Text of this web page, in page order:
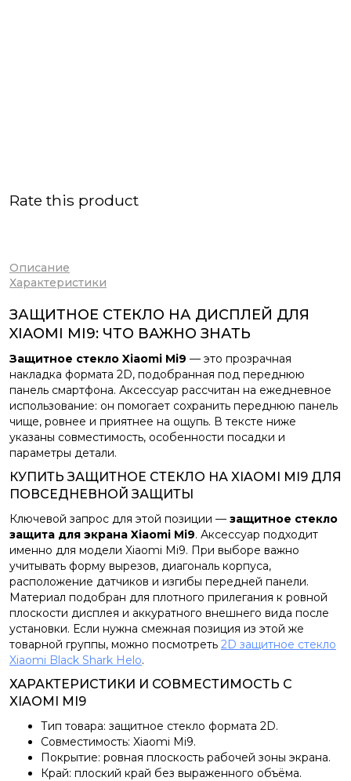
Rate this product
Описание
Характеристики
ЗАЩИТНОЕ СТЕКЛО НА ДИСПЛЕЙ ДЛЯ
XIAOMI MI9: ЧТО ВАЖНО ЗНАТЬ
Защитное стекло Xiaomi Mi9 — это прозрачная
накладка формата 2D, подобранная под переднюю
панель смартфона. Аксессуар рассчитан на ежедневное
использование: он помогает сохранить переднюю панель
чище, ровнее и приятнее на ощупь. В тексте ниже
указаны совместимость, особенности посадки и
параметры детали.
КУПИТЬ ЗАЩИТНОЕ СТЕКЛО НА XIAOMI MI9 ДЛЯ
ПОВСЕДНЕВНОЙ ЗАЩИТЫ
Ключевой запрос для этой позиции — защитное стекло
защита для экрана Xiaomi Mi9. Аксессуар подходит
именно для модели Xiaomi Mi9. При выборе важно
учитывать форму вырезов, диагональ корпуса,
расположение датчиков и изгибы передней панели.
Материал подобран для плотного прилегания к ровной
плоскости дисплея и аккуратного внешнего вида после
установки. Если нужна смежная позиция из этой же
товарной группы, можно посмотреть 2D защитное стекло
Xiaomi Black Shark Helo.
ХАРАКТЕРИСТИКИ И СОВМЕСТИМОСТЬ С
XIAOMI MI9
Тип товара: защитное стекло формата 2D.
Совместимость: Xiaomi Mi9.
Покрытие: ровная плоскость рабочей зоны экрана.
Край: плоский край без выраженного объёма.